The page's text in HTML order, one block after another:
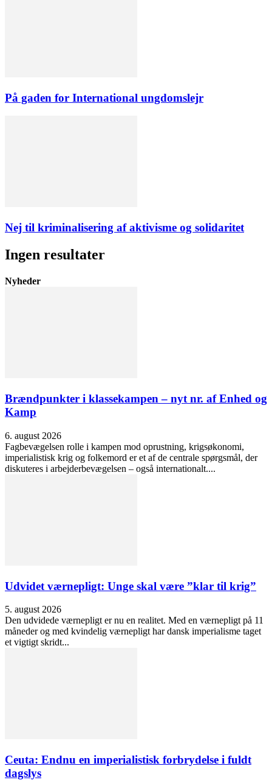
På gaden for International ungdomslejr
Nej til kriminalisering af aktivisme og solidaritet
Ingen resultater
Nyheder
Brændpunkter i klassekampen – nyt nr. af Enhed og
Kamp
6. august 2026
Fagbevægelsen rolle i kampen mod oprustning, krigsøkonomi,
imperialistisk krig og folkemord er et af de centrale spørgsmål, der
diskuteres i arbejderbevægelsen – også internationalt....
Udvidet værnepligt: Unge skal være ”klar til krig”
5. august 2026
Den udvidede værnepligt er nu en realitet. Med en værnepligt på 11
måneder og med kvindelig værnepligt har dansk imperialisme taget
et vigtigt skridt...
Ceuta: Endnu en imperialistisk forbrydelse i fuldt
dagslys